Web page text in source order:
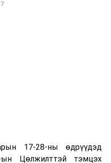
17-28-ны өдрүүдэд
ын Цөлжилттэй тэмцэх